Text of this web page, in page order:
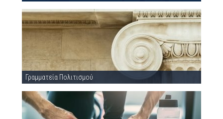
Γραμματεία Πολιτισμού